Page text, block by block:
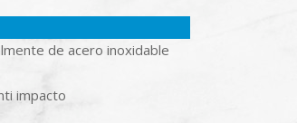
de acero inoxidable
impacto